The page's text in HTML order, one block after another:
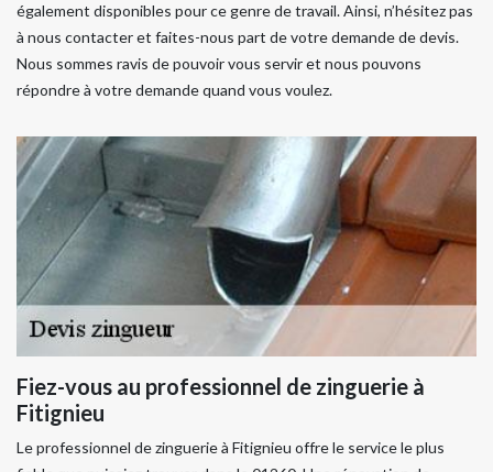
également disponibles pour ce genre de travail. Ainsi, n’hésitez pas
à nous contacter et faites-nous part de votre demande de devis.
Nous sommes ravis de pouvoir vous servir et nous pouvons
répondre à votre demande quand vous voulez.
Fiez-vous au professionnel de zinguerie à
Fitignieu
Le professionnel de zinguerie à Fitignieu offre le service le plus